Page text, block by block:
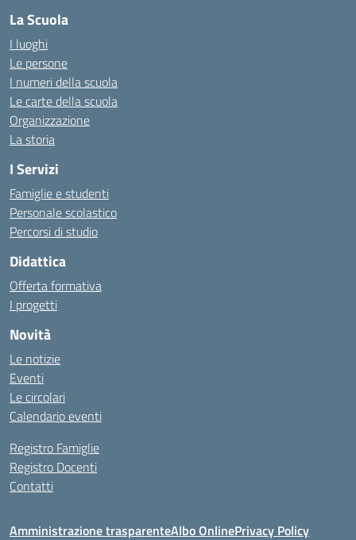
La Scuola
I luoghi
Le persone
I numeri della scuola
Le carte della scuola
Organizzazione
La storia
I Servizi
Famiglie e studenti
Personale scolastico
Percorsi di studio
Didattica
Offerta formativa
I progetti
Novità
Le notizie
Eventi
Le circolari
Calendario eventi
Registro Famiglie
Registro Docenti
Contatti
Amministrazione trasparenteAlbo OnlinePrivacy Policy